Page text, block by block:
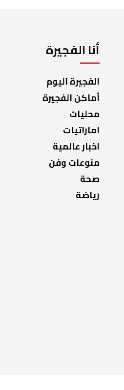
أنا الفجيرة
الفجيرة اليوم
أماكن الفجيرة
محليات
اماراتيات
اخبار عالمية
منوعات وفن
صحة
رياضة